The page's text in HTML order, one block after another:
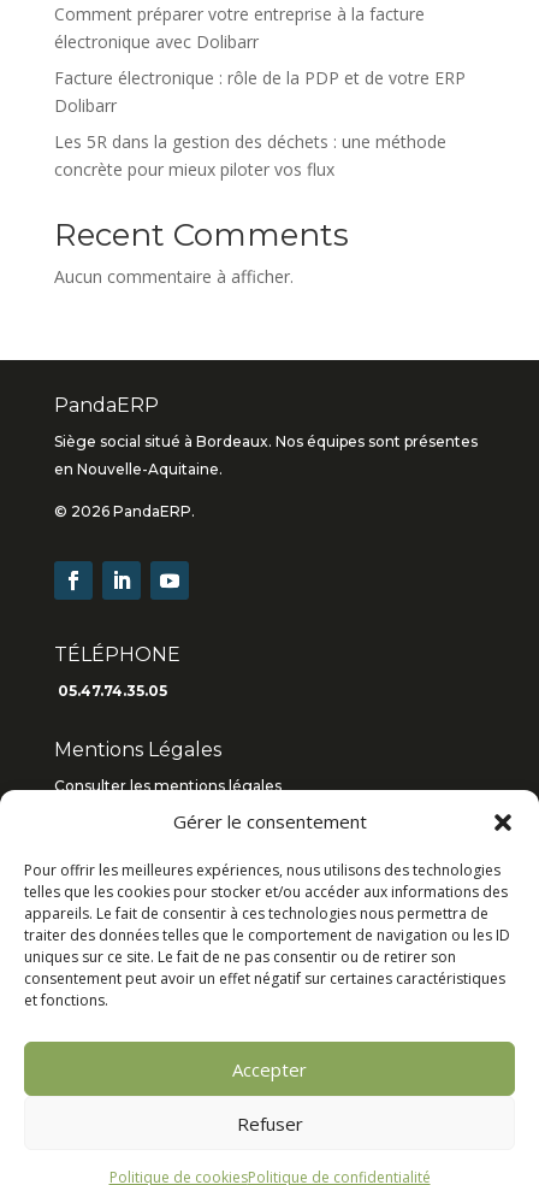
Gérer le consentement
Pour offrir les meilleures expériences, nous utilisons des technologies
telles que les cookies pour stocker et/ou accéder aux informations des
appareils. Le fait de consentir à ces technologies nous permettra de
traiter des données telles que le comportement de navigation ou les ID
uniques sur ce site. Le fait de ne pas consentir ou de retirer son
consentement peut avoir un effet négatif sur certaines caractéristiques
et fonctions.
Accepter
Refuser
Politique de cookiesPolitique de confidentialité
Comment préparer votre entreprise à la facture
électronique avec Dolibarr
Facture électronique : rôle de la PDP et de votre ERP
Dolibarr
Les 5R dans la gestion des déchets : une méthode
concrète pour mieux piloter vos flux
Recent Comments
Aucun commentaire à afficher.
PandaERP
Siège social situé à Bordeaux. Nos équipes sont présentes
en Nouvelle-Aquitaine.
© 2026 PandaERP.
TÉLÉPHONE
05.47.74.35.05
Mentions Légales
Consulter les mentions légales
Consulter les C.G.V 2019/ 2018
Articles récents
Quels sont les 5 composants d’un ERP ?
Mentions légales